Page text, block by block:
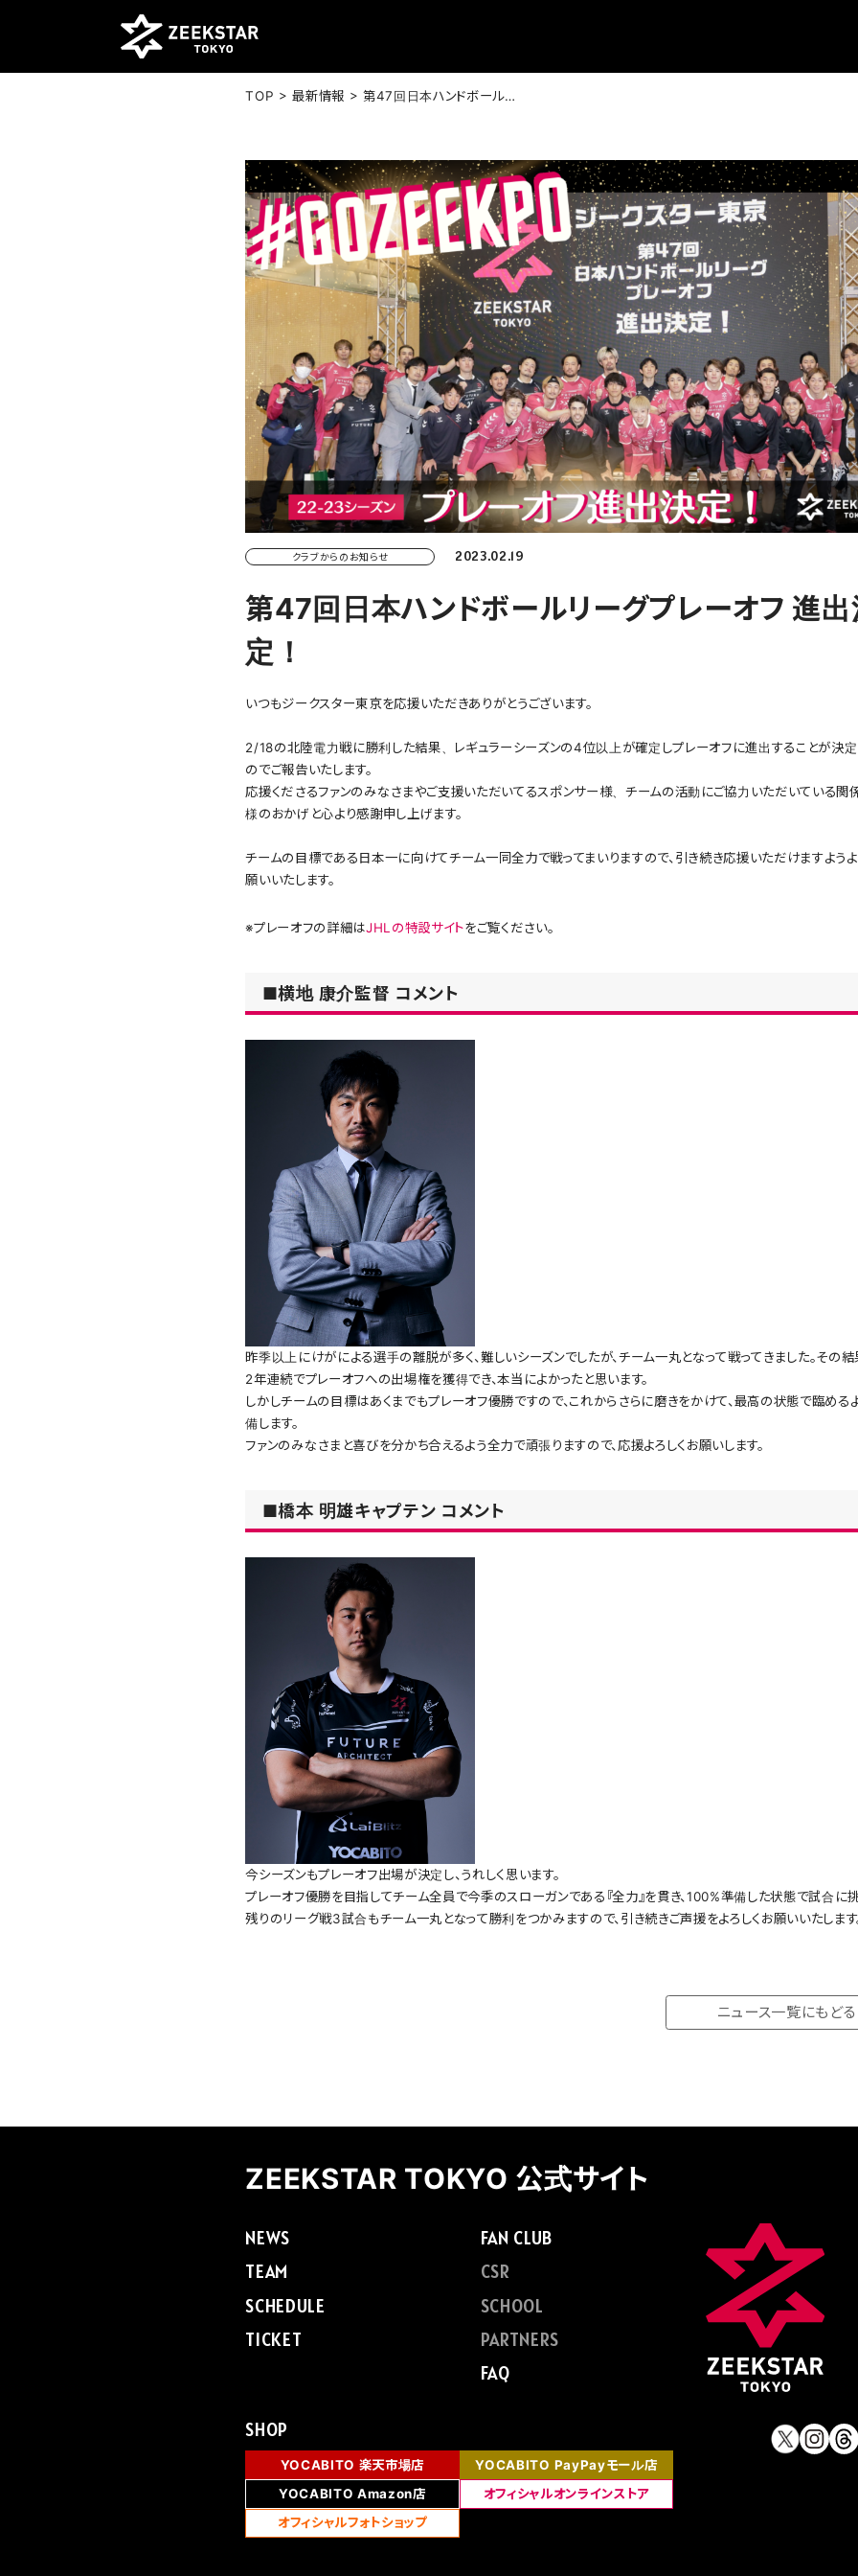
TOP >最新情報 > 第47回日本ハンドボールリーグプレーオフ 進出決定！
クラブからのお知らせ 2023.02.19
第47回日本ハンドボールリーグプレーオフ 進
定！
いつもジークスター東京を応援いただきありがとうございます。
2/18の北陸電力戦に勝利した結果、レギュラーシーズンの4位以上が確定しプレーオフに進出することが決定
のでご報告いたします。
応援くださるファンのみなさまやご支援いただいてるスポンサー様、チームの活動にご協力いただいている関
様のおかげと心より感謝申し上げます。
チームの目標である日本一に向けてチーム一同全力で戦ってまいりますので、引き続き応援いただけますようよ
願いいたします。
※プレーオフの詳細はJHLの特設サイトをご覧ください。
■横地 康介監督 コメント
昨季以上にけがによる選手の離脱が多く、難しいシーズンでしたが、チーム一丸となって戦ってきました。その結
2年連続でプレーオフへの出場権を獲得でき、本当によかったと思います。
しかしチームの目標はあくまでもプレーオフ優勝ですので、これからさらに磨きをかけて、最高の状態で臨める
備します。
ファンのみなさまと喜びを分かち合えるよう全力で頑張りますので、応援よろしくお願いします。
■橋本 明雄キャプテン コメント
今シーズンもプレーオフ出場が決定し、うれしく思います。
プレーオフ優勝を目指してチーム全員で今季のスローガンである『全力』を貫き、100%準備した状態で試合に挑
残りのリーグ戦3試合もチーム一丸となって勝利をつかみますので、引き続きご声援をよろしくお願いいたします
ニュース一覧にもどる
ZEEKSTAR TOKYO 公式サイト
NEWS
TEAM
SCHEDULE
TICKET
FAN CLUB
CSR
SCHOOL
PARTNERS
FAQ
SHOP
YOCABITO 楽天市場店
YOCABITO PayPayモール店
YOCABITO Amazon店
オフィシャルオンラインストア
オフィシャルフォトショップ